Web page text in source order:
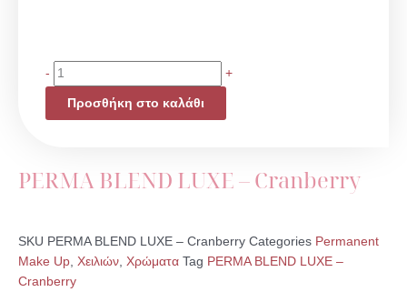
-
PERMA
BLEND
LUXE
+
Προσθήκη στο καλάθι
PERMA BLEND LUXE – Cranberry
SKU PERMA BLEND LUXE – Cranberry Categories Permanent
Make Up Χειλιών Χρώματα Tag PERMA BLEND LUXE –
Cranberry